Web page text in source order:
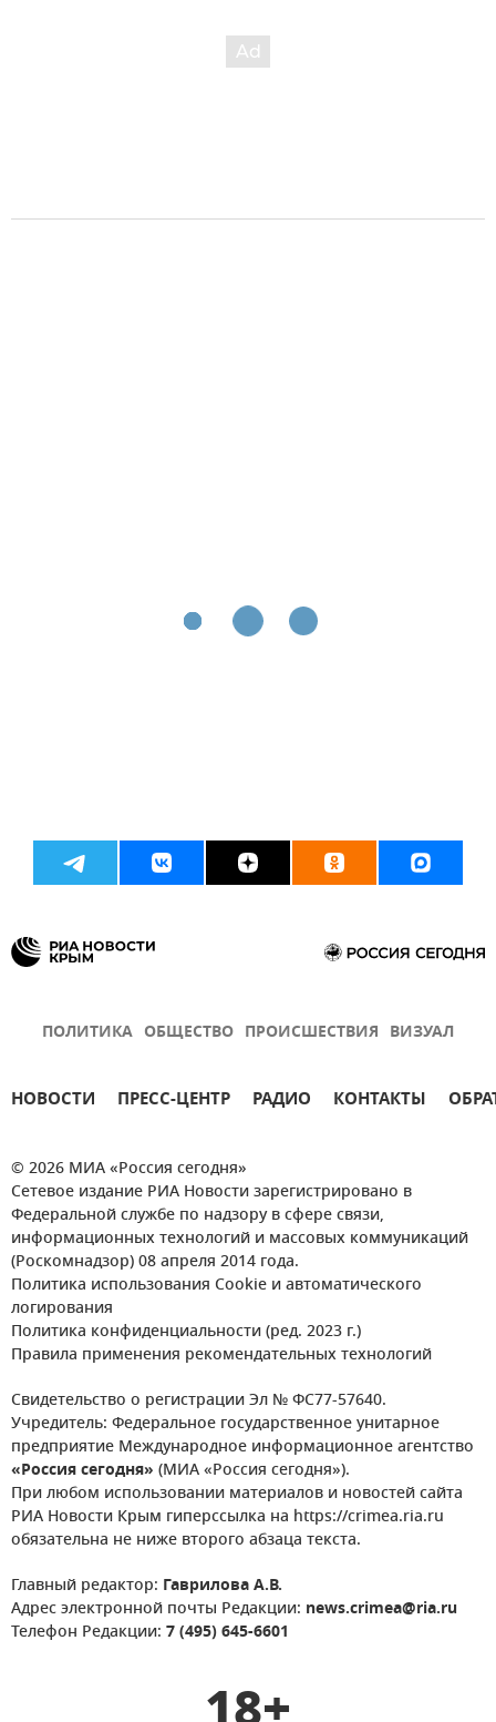
ПОЛИТИКА ОБЩЕСТВО ПРОИСШЕСТВИЯ ВИЗУАЛ
НОВОСТИ ПРЕСС-ЦЕНТР РАДИО КОНТАКТЫ
© 2026 МИА «Россия сегодня»
Сетевое издание РИА Новости зарегистрировано в
Федеральной службе по надзору в сфере связи,
информационных технологий и массовых коммуникаций
(Роскомнадзор) 08 апреля 2014 года.
Политика использования Cookie и автоматического
логирования
Политика конфиденциальности (ред. 2023 г.)
Правила применения рекомендательных технологий
Свидетельство о регистрации Эл № ФС77-57640.
Учредитель: Федеральное государственное унитарное
предприятие Международное информационное агентство
«Россия сегодня» (МИА «Россия сегодня»).
При любом использовании материалов и новостей сайта
РИА Новости Крым гиперссылка на https://crimea.ria.ru
обязательна не ниже второго абзаца текста.
Главный редактор: Гаврилова А.В.
Адрес электронной почты Редакции: news.crimea@ria.ru
Телефон Редакции: 7 (495) 645-6601